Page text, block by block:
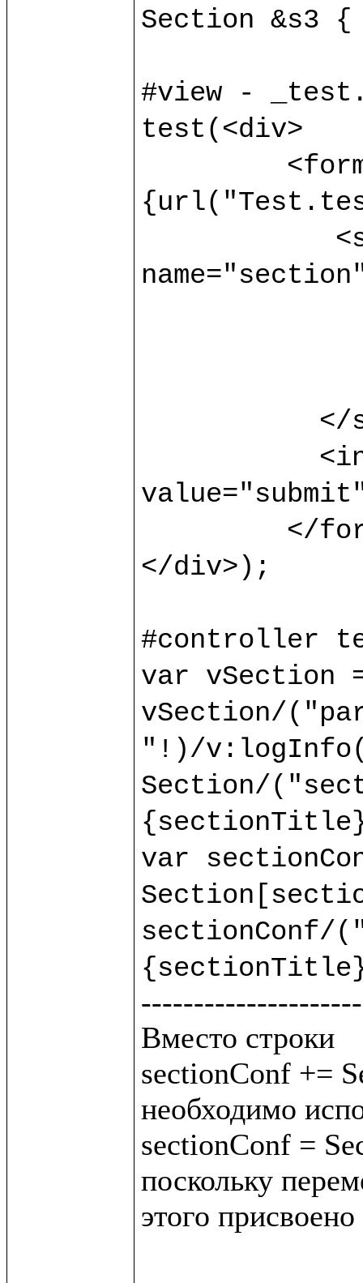
Section
#view -
test(<div>
</div>);
#controller
var vSection
vSection/
"!)/
Section/
var
Вместо строки
sectionConf +=
необходимо
sectionConf =
поскольку
этого